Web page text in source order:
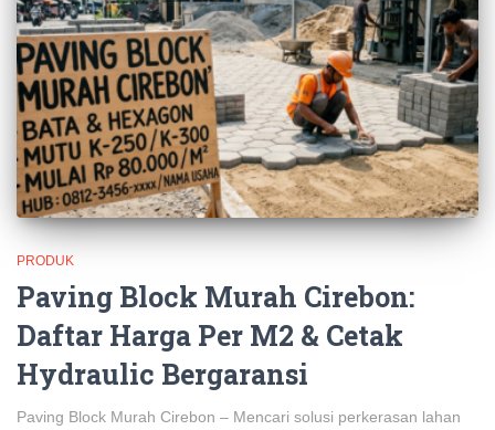
PRODUK
Paving Block Murah Cirebon:
Daftar Harga Per M2 & Cetak
Hydraulic Bergaransi
Paving Block Murah Cirebon – Mencari solusi perkerasan lahan